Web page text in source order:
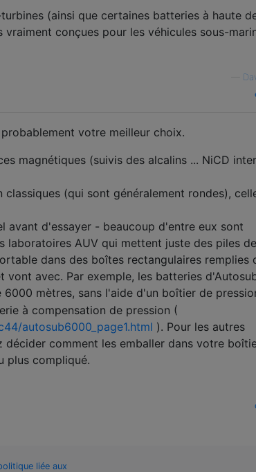
(ainsi que certaines batteries à haute
conçues pour les véhicules sous-
votre meilleur choix.
magnétiques (suivis des alcalins ... NiCD
(qui sont généralement rondes),
avant d'essayer - beaucoup d'entre eux sont
laboratoires AUV qui mettent juste des piles de
dans des boîtes rectangulaires remplies
vont avec. Par exemple, les batteries
mètres, sans l'aide d'un boîtier de
(
autosub6000_page1.html ). Pour les autres
comment les emballer dans votre
plus compliqué.
liée aux